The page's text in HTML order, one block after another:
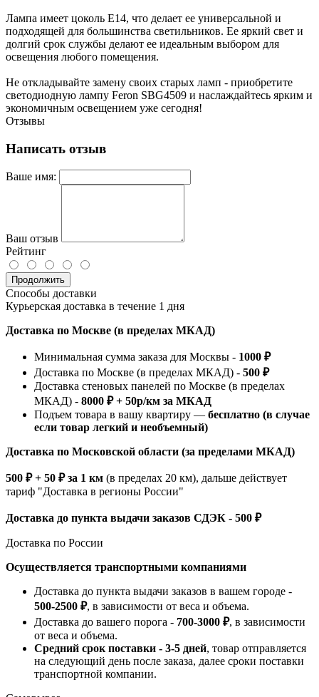
Лампа имеет цоколь E14, что делает ее универсальной и
подходящей для большинства светильников. Ее яркий свет и
долгий срок службы делают ее идеальным выбором для
освещения любого помещения.
Не откладывайте замену своих старых ламп - приобретите
светодиодную лампу Feron SBG4509 и наслаждайтесь ярким и
экономичным освещением уже сегодня!
Отзывы
Написать отзыв
Ваше имя:
Ваш отзыв
Рейтинг
Продолжить
Способы доставки
Курьерская доставка в течение 1 дня
Доставка по Москве (в пределах МКАД)
Минимальная сумма заказа для Москвы - 1000 ₽
Доставка по Москве (в пределах МКАД) - 500 ₽
Доставка стеновых панелей по Москве (в пределах
МКАД) - 8000 ₽ + 50р/км за МКАД
Подъем товара в вашу квартиру — бесплатно (в случае
если товар легкий и необъемный)
Доставка по Московской области (за пределами МКАД)
500 ₽ + 50 ₽ за 1 км (в пределах 20 км), дальше действует
тариф "Доставка в регионы России"
Доставка до пункта выдачи заказов СДЭК - 500 ₽
Доставка по России
Осуществляется транспортными компаниями
Доставка до пункта выдачи заказов в вашем городе -
500-2500 ₽, в зависимости от веса и объема.
Доставка до вашего порога - 700-3000 ₽, в зависимости
от веса и объема.
Средний срок поставки - 3-5 дней, товар отправляется
на следующий день после заказа, далее сроки поставки
транспортной компании.